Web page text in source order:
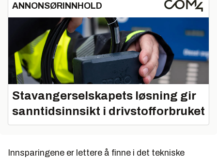
ANNONSØRINNHOLD
Stavangerselskapets løsning gir
sanntidsinnsikt i drivstofforbruket
Innsparingene er lettere å finne i det tekniske